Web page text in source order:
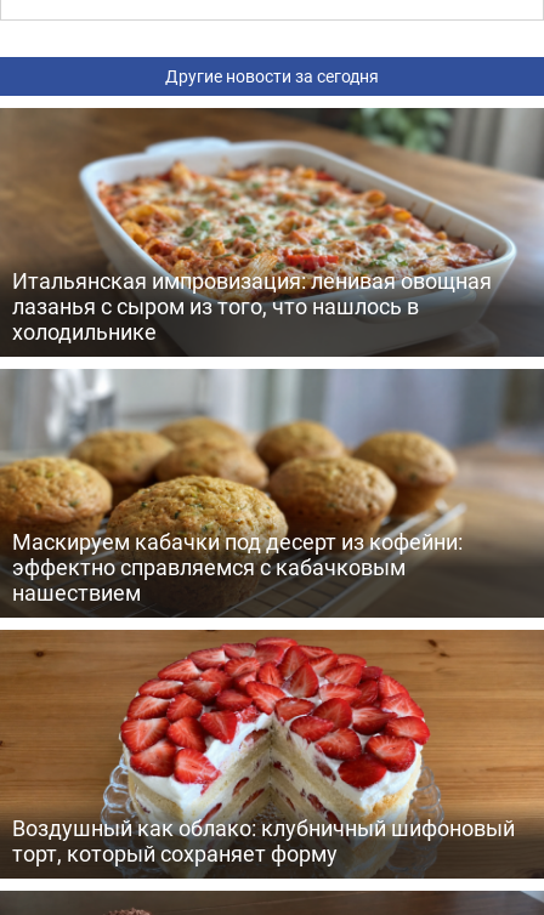
Другие новости за сегодня
Итальянская импровизация: ленивая овощная
лазанья с сыром из того, что нашлось в
холодильнике
Маскируем кабачки под десерт из кофейни:
эффектно справляемся с кабачковым
нашествием
Воздушный как облако: клубничный шифоновый
торт, который сохраняет форму